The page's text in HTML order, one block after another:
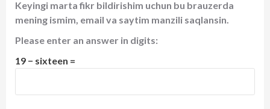
Keyingi marta fikr bildirishim uchun bu brauzerda
mening ismim, email va saytim manzili saqlansin.
Please enter an answer in digits:
19 − sixteen =